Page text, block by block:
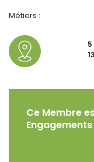
Métiers :
Ce Membre
Engagements